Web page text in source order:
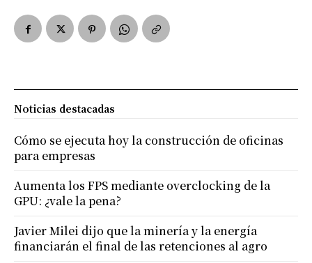
Noticias destacadas
Cómo se ejecuta hoy la construcción de oficinas
para empresas
Aumenta los FPS mediante overclocking de la
GPU: ¿vale la pena?
Javier Milei dijo que la minería y la energía
financiarán el final de las retenciones al agro